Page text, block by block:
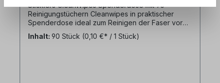
Sticklers CleanWipes Spenderdose mit 90
Reinigungstüchern Cleanwipes in praktischer
Spenderdose ideal zum Reinigen der Faser vor
dem Cleaven (i.v.M FCL-ST-POC03M), oder zur
Steckerreinigung - reißfeste, fusselfreie und
Inhalt: 90 Stück (0,10 €* / 1 Stück)